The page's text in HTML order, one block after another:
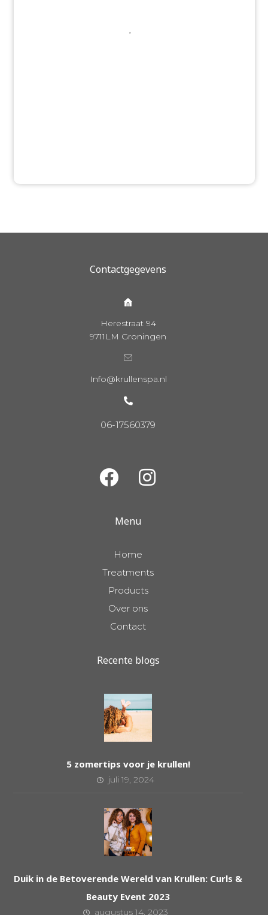
Contactgegevens
Herestraat 94
9711LM Groningen
Info@krullenspa.nl
06-17560379
Menu
Home
Treatments
Products
Over ons
Contact
Recente blogs
5 zomertips voor je krullen!
juli 19, 2024
Duik in de Betoverende Wereld van Krullen: Curls &
Beauty Event 2023
augustus 14, 2023